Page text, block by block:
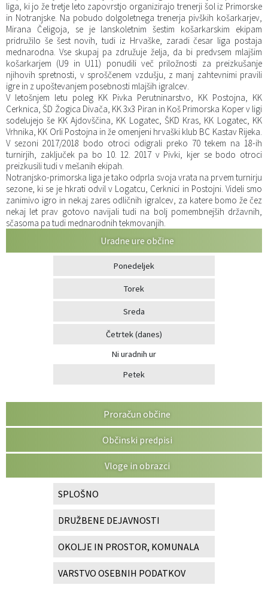
liga, ki jo že tretje leto zapovrstjo organizirajo trenerji šol iz Primorske
in Notranjske. Na pobudo dolgoletnega trenerja pivških košarkarjev,
Mirana Čeligoja, se je lanskoletnim šestim košarkarskim ekipam
pridružilo še šest novih, tudi iz Hrvaške, zaradi česar liga postaja
mednarodna. Vse skupaj pa združuje želja, da bi predvsem mlajšim
košarkarjem (U9 in U11) ponudili več priložnosti za preizkušanje
njihovih spretnosti, v sproščenem vzdušju, z manj zahtevnimi pravili
igre in z upoštevanjem posebnosti mlajših igralcev.
V letošnjem letu poleg KK Pivka Perutninarstvo, KK Postojna, KK
Cerknica, ŠD Žogica Divača, KK 3x3 Piran in Koš Primorska Koper v ligi
sodelujejo še KK Ajdovščina, KK Logatec, ŠKD Kras, KK Logatec, KK
Vrhnika, KK Orli Postojna in že omenjeni hrvaški klub BC Kastav Rijeka.
V sezoni 2017/2018 bodo otroci odigrali preko 70 tekem na 18-ih
turnirjih, zaključek pa bo 10. 12. 2017 v Pivki, kjer se bodo otroci
preizkusili tudi v mešanih ekipah.
Notranjsko-primorska liga je tako odprla svoja vrata na prvem turnirju
sezone, ki se je hkrati odvil v Logatcu, Cerknici in Postojni. Videli smo
zanimivo igro in nekaj zares odličnih igralcev, za katere bomo že čez
nekaj let prav gotovo navijali tudi na bolj pomembnejših državnih,
sčasoma pa tudi mednarodnih tekmovanjih.
Uradne ure občine
Ponedeljek
Torek
Sreda
Četrtek(danes)
Ni uradnih ur
Petek
Proračun občine
Občinski predpisi
Vloge in obrazci
SPLOŠNO
DRUŽBENE DEJAVNOSTI
OKOLJE IN PROSTOR, KOMUNALA
VARSTVO OSEBNIH PODATKOV
Katalog informacij javnega značaja
Vizitka občine
Predsedniki političnih strank
Svet za preventivo in vzgojo v cestnem prometu
Služba za okolje in prostor
Služba za stanovanjsko dejavnost
Služba za civilno zaščito
Služba za družbene dejavnosti
Služba za gospodarstvo, turizem in kmetijstvo
Služba za šport
Služba za krajevne skupnosti
Občinski predpisi
Strategije in koncepti
Proračuni občine